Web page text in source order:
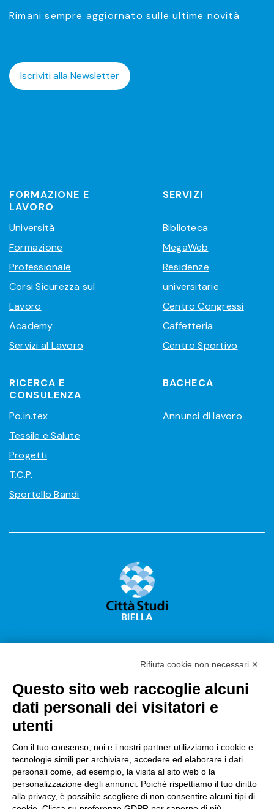
Rimani sempre aggiornato sulle ultime novità
Iscriviti alla Newsletter
FORMAZIONE E
LAVORO
Università
Formazione
Professionale
Corsi Sicurezza sul
Lavoro
Academy
Servizi al Lavoro
SERVIZI
Biblioteca
MegaWeb
Residenze
universitarie
Centro Congressi
Caffetteria
Centro Sportivo
RICERCA E
CONSULENZA
Po.in.tex
Tessile e Salute
Progetti
T.C.P.
Sportello Bandi
BACHECA
Annunci di lavoro
Città Studi S.p.A.
Sede Legale Corso G. Pella, 2 – 13900 Biella Italy –
18.235.000,00
Registro Imprese Biella C. F. e numero 01491490023 –
R.E.A. CCIAA BI n. 142579 – Partita IVA 01491490023
PEC:amm.cittastudi@pec.ptbiellese.it–
Rifiuta cookie non necessari ✕
Questo sito web raccoglie alcuni
dati personali dei visitatori e
utenti
Con il tuo consenso, noi e i nostri partner utilizziamo i cookie e
tecnologie simili per archiviare, accedere ed elaborare i dati
personali come, ad esempio, la visita al sito web o la
personalizzazione degli annunci. Poiché rispettiamo il tuo diritto
alla privacy, è possibile scegliere di non consentire alcuni tipi di